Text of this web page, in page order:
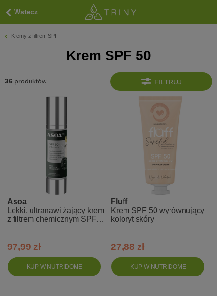
Wstecz
Kremy z filtrem SPF
Krem SPF 50
FILTRUJ
36 produktów
KUP W NUTRIDOME
Asoa
Lekki, ultranawilżający krem
z filtrem chemicznym SPF
97,99 zł
KUP W NUTRIDOME
Fluff
Krem SPF 50 wyrównujący
koloryt skóry
27,88 zł